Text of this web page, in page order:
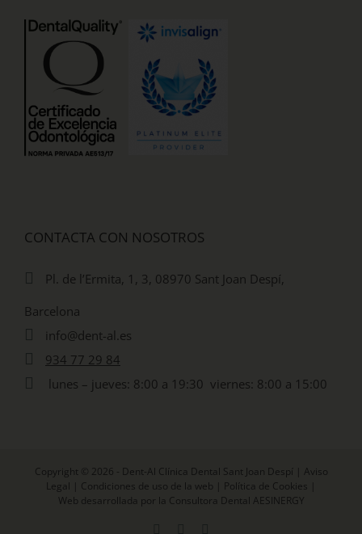
CONTACTA CON NOSOTROS
Pl. de l’Ermita, 1, 3, 08970 Sant Joan Despí,
Barcelona
info@dent-al.es
934 77 29 84
lunes – jueves: 8:00 a 19:30 viernes: 8:00 a 15:00
Copyright © 2026 - Dent-Al Clínica Dental Sant Joan Despí | Aviso
Legal
Condiciones de uso de la web Política de Cookies
Web desarrollada por la Consultora Dental AESINERGY